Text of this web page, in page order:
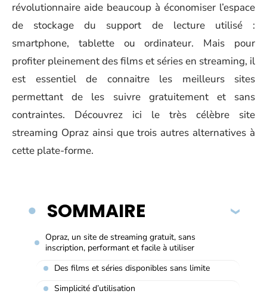
révolutionnaire aide beaucoup à économiser l’espace
de stockage du support de lecture utilisé :
smartphone, tablette ou ordinateur. Mais pour
profiter pleinement des films et séries en streaming, il
est essentiel de connaitre les meilleurs sites
permettant de les suivre gratuitement et sans
contraintes. Découvrez ici le très célèbre site
streaming Opraz ainsi que trois autres alternatives à
cette plate-forme.
SOMMAIRE
Opraz, un site de streaming gratuit, sans
inscription, performant et facile à utiliser
Des films et séries disponibles sans limite
Simplicité d’utilisation